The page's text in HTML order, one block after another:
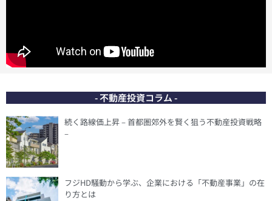
- 不動産投資コラム -
続く路線価上昇 – 首都圏郊外を賢く狙う不動産投資戦略
–
フジHD騒動から学ぶ、企業における「不動産事業」の在
り方とは